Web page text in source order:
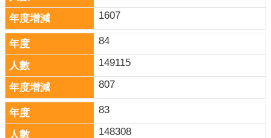
1607
84
149115
807
83
148308